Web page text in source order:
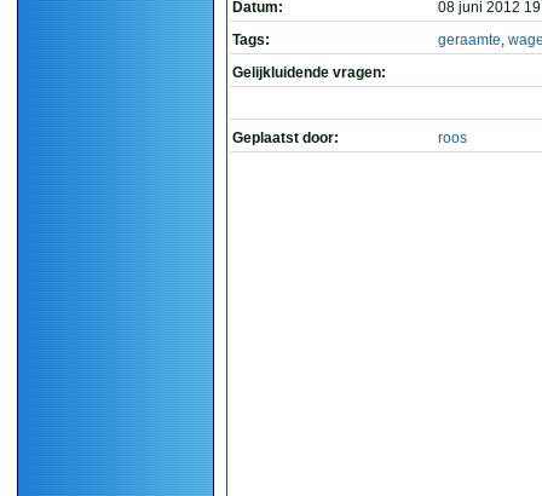
Datum:
08 juni 2012
Tags:
geraamte,
Gelijkluidende vragen:
Geplaatst door: roos